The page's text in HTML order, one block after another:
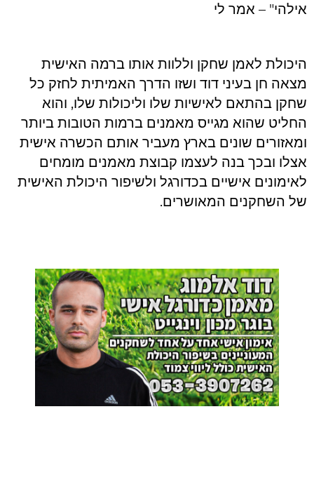
אילהי" – אמר לי
היכולת לאמן שחקן וללוות אותו ברמה האישית
מצאה חן בעיני דוד ושזו הדרך האמיתית לחזק כל
שחקן בהתאם לאישיות שלו וליכולות שלו, והוא
החליט שהוא מגייס מאמנים ברמות הטובות ביותר
ומאזורים שונים בארץ מעביר אותם הכשרה אישית
אצלו ובכך בנה לעצמו קבוצת מאמנים מומחים
לאימונים אישיים בכדורגל ולשיפור היכולת האישית
של השחקנים המאושרים.